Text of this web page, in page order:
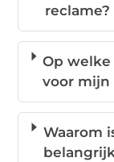
reclame?
Op
voor mijn
Waarom